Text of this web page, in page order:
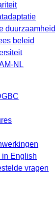
duurzaamheid
beleid
NL
in English
vragen